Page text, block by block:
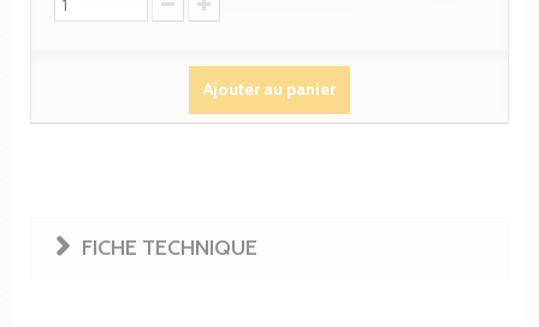
Ajouter au panier
FICHE TECHNIQUE